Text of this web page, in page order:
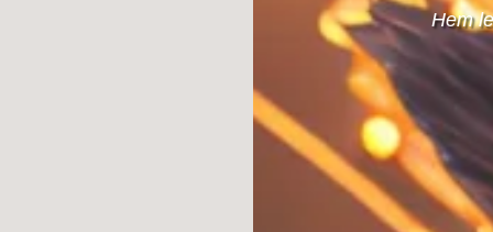
Hem